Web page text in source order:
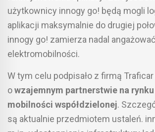
użytkownicy innogy go! będą mogli
aplikacji maksymalnie do drugiej
innogy go! zamierza nadal
elektromobilności.
W tym celu podpisało z firmą
owzajemnym partnerstwie na
mobilności współdzielonej.
są aktualnie przedmiotem ustaleń.